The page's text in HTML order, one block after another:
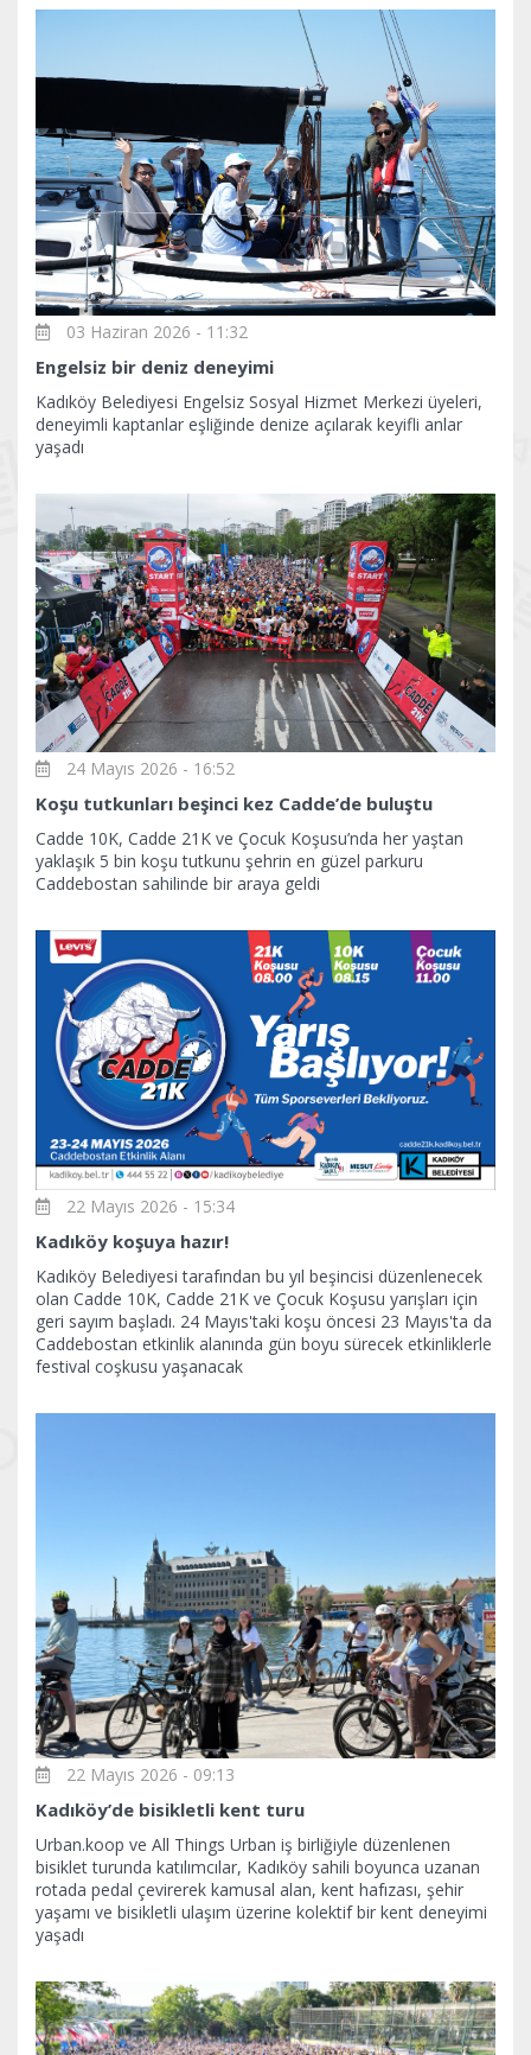
03 Haziran 2026 - 11:32
Engelsiz bir deniz deneyimi
Kadıköy Belediyesi Engelsiz Sosyal Hizmet Merkezi üyeleri,
deneyimli kaptanlar eşliğinde denize açılarak keyifli anlar
yaşadı
24 Mayıs 2026 - 16:52
Koşu tutkunları beşinci kez Cadde’de buluştu
Cadde 10K, Cadde 21K ve Çocuk Koşusu’nda her yaştan
yaklaşık 5 bin koşu tutkunu şehrin en güzel parkuru
Caddebostan sahilinde bir araya geldi
22 Mayıs 2026 - 15:34
Kadıköy koşuya hazır!
Kadıköy Belediyesi tarafından bu yıl beşincisi düzenlenecek
olan Cadde 10K, Cadde 21K ve Çocuk Koşusu yarışları için
geri sayım başladı. 24 Mayıs'taki koşu öncesi 23 Mayıs'ta da
Caddebostan etkinlik alanında gün boyu sürecek etkinliklerle
festival coşkusu yaşanacak
22 Mayıs 2026 - 09:13
Kadıköy’de bisikletli kent turu
Urban.koop ve All Things Urban iş birliğiyle düzenlenen
bisiklet turunda katılımcılar, Kadıköy sahili boyunca uzanan
rotada pedal çevirerek kamusal alan, kent hafızası, şehir
yaşamı ve bisikletli ulaşım üzerine kolektif bir kent deneyimi
yaşadı